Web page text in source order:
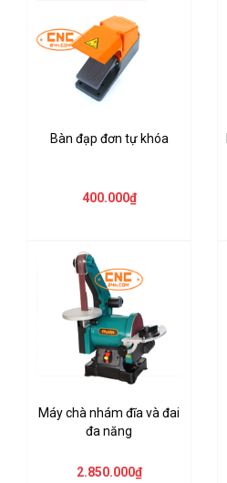
Bàn đạp đơn tự khóa
400.000₫
Máy chà nhám đĩa và đai
đa năng
2.850.000₫